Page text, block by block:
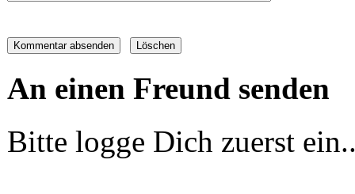
An einen Freund senden
Bitte logge Dich zuerst